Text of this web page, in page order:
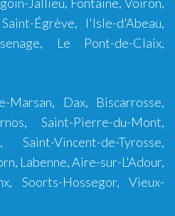
Égrève, l'Isle-d'Abeau,
Le Pont-de-Claix,
Marsan, Dax, Biscarrosse,
, Saint-Pierre-du-Mont,
, Saint-Vincent-de-Tyrosse,
, Labenne,Aire-sur-L'Adour,
, Soorts-Hossegor, Vieux-